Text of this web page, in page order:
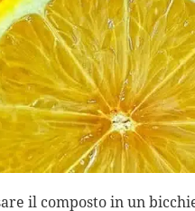
il composto in un